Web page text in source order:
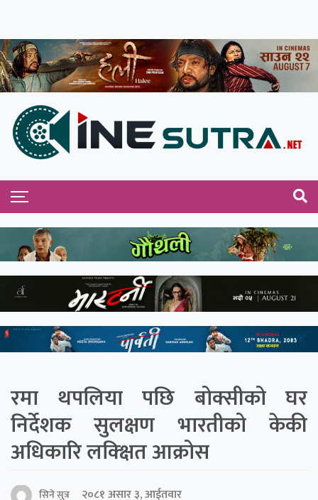
रमा थपलिया पछि बोक्सीको घर
निर्देशक सुलक्षण भारतीको केकी
अधिकारि लक्क्षित आक्रोस
सिने सुत्र
२०८१ असार ३, आईतवार